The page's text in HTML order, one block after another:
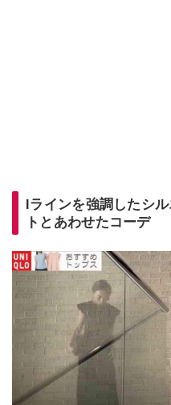
Iラインを強調したシ
トとあわせたコーデ